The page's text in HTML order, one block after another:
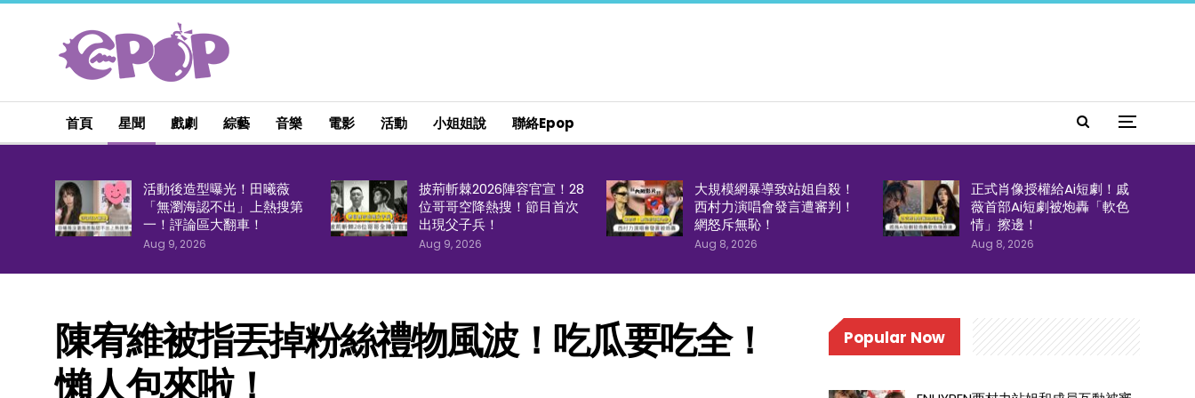
首頁 星聞 戲劇 綜藝 音樂 電影 活動 小姐姐說 聯絡epop
活動後造型曝光！田曦薇
「無瀏海認不出」上熱搜第
一！評論區大翻車！
Aug 9, 2026
披荊斬棘2026陣容官宣！28
位哥哥空降熱搜！節目首次
出現父子兵！
Aug 9, 2026
大規模網暴導致站姐自殺！
西村力演唱會發言遭審判！
網怒斥無恥！
Aug 8, 2026
正式肖像授權給Ai短劇！戚
薇首部Ai短劇被炮轟「軟色
情」擦邊！
Aug 8, 2026
陳宥維被指丟掉粉絲禮物風波！吃瓜要吃全！
懶人包來啦！
Popular Now